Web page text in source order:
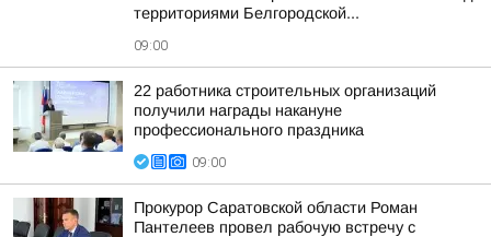
территориями Белгородской...
09:00
22 работника строительных организаций
получили награды накануне
профессионального праздника
09:00
Прокурор Саратовской области Роман
Пантелеев провел рабочую встречу с